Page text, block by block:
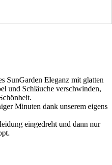
SunGarden Eleganz mit glatten
und Schläuche verschwinden,
Minuten dank unserem eigens
eingedreht und dann nur